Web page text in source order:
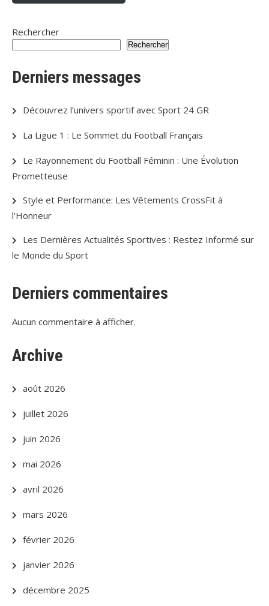
Rechercher
Rechercher
Derniers messages
Découvrez l’univers sportif avec Sport 24 GR
La Ligue 1 : Le Sommet du Football Français
Le Rayonnement du Football Féminin : Une Évolution
Prometteuse
Style et Performance: Les Vêtements CrossFit à
l’Honneur
Les Dernières Actualités Sportives : Restez Informé sur
le Monde du Sport
Derniers commentaires
Aucun commentaire à afficher.
Archive
août 2026
juillet 2026
juin 2026
mai 2026
avril 2026
mars 2026
février 2026
janvier 2026
décembre 2025